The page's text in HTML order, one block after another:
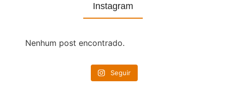
Instagram
Nenhum post encontrado.
Seguir